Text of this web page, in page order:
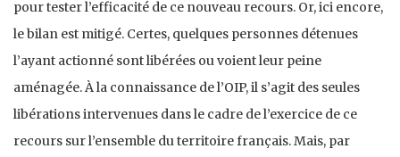
pour tester l’efficacité de ce nouveau recours. Or, ici encore,
le bilan est mitigé. Certes, quelques personnes détenues
l’ayant actionné sont libérées ou voient leur peine
aménagée. À la connaissance de l’OIP, il s’agit des seules
libérations intervenues dans le cadre de l’exercice de ce
recours sur l’ensemble du territoire français. Mais, par